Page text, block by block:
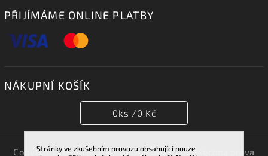
Stránky ve zkušebním provozu obsahující pouze
PŘIJÍMÁME ONLINE PLATBY
NÁKUPNÍ KOŠÍK
0ks /0 Kč
Copyright 2026TRIDENT GROUP 007 s.r.o.. Všechna práva